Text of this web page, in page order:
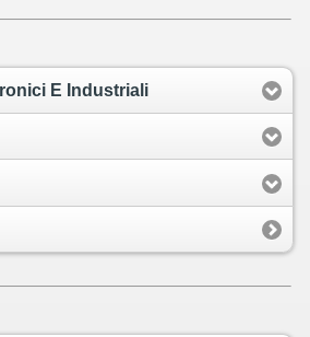
E Industriali